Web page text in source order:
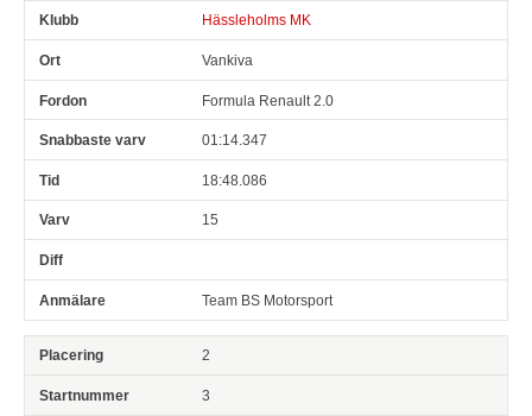
Hässleholms MK
Vankiva
Formula Renault 2.0
01:14.347
18:48.086
15
Team BS Motorsport
2
3